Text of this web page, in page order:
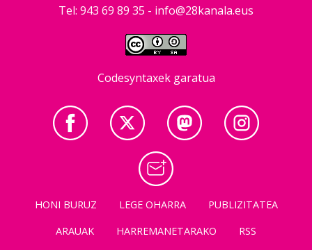
Tel: 943 69 89 35 - info@28kanala.eus
Codesyntaxek garatua
HONI BURUZ LEGE OHARRA
PUBLIZITATEA
ARAUAK
HARREMANETARAKO RSS